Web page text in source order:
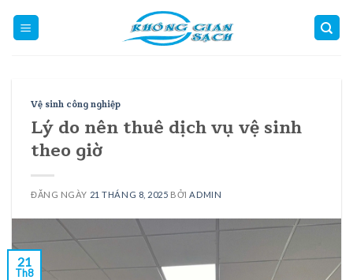
Vệ sinh công nghiệp
Lý do nên thuê dịch vụ vệ sinh
theo giờ
ĐĂNG NGÀY 21 THÁNG 8, 2025 BỞI ADMIN
21
Th8